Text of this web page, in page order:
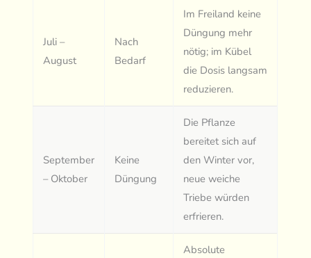
Juli –
August
Nach
Bedarf
Im Freiland keine
Düngung mehr
nötig; im Kübel
die Dosis langsam
reduzieren.
September
– Oktober
Keine
Düngung
Die Pflanze
bereitet sich auf
den Winter vor,
neue weiche
Triebe würden
erfrieren.
Absolute